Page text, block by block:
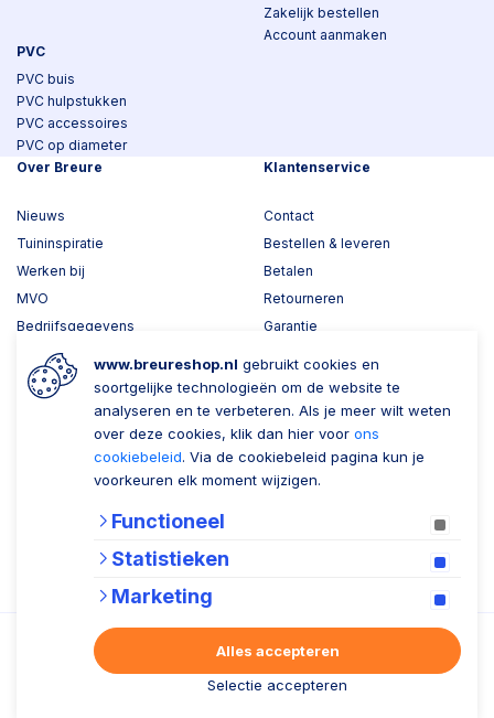
PVC
PVC buis
PVC hulpstukken
PVC accessoires
PVC op diameter
Zakelijk bestellen
Account aanmaken
Over Breure
Nieuws
Tuininspiratie
Werken bij
MVO
Bedrijfsgegevens
Toplawood 3D configurator
Kijk mee met Breure
Klantenservice
Contact
Bestellen & leveren
Betalen
Retourneren
Garantie
Wil je ons volgen? Zaken doen met Breure
Zakelijk bestellen
www.breureshop.nl gebruikt cookies en
soortgelijke technologieën om de website te
analyseren en te verbeteren. Als je meer wilt weten
over deze cookies, klik dan hier voor ons
cookiebeleid. Via de cookiebeleid pagina kun je
voorkeuren elk moment wijzigen.
Functioneel
Statistieken
Marketing
Selectie accepteren
Alles accepteren